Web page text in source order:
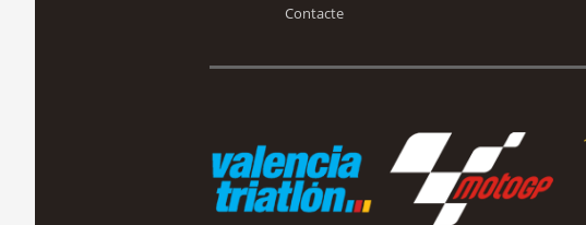
Contacte